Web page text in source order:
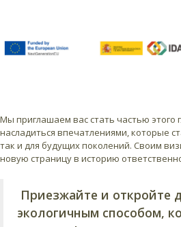
Мы приглашаем вас стать частью этого
насладиться впечатлениями, которые
так и для будущих поколений. Своим
новую страницу в историю
Приезжайте и откройте
экологичным способом,